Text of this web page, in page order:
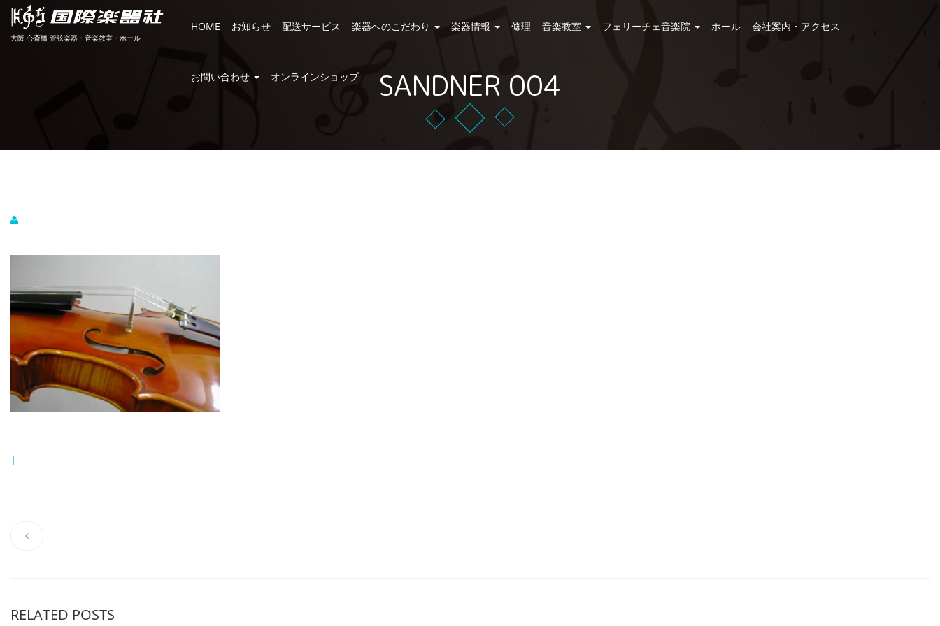
大阪 心斎橋 管弦楽器・音楽教室・ホール
HOME お知らせ 配送サービス 楽器へのこだわり 楽器情報 修理 音楽教室 フェリーチェ音楽院 ホール 会社案内・アクセス
お問い合わせ オンラインショップ SANDNER 004
|
RELATED POSTS